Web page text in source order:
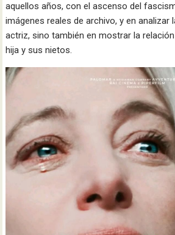
aquellos años, con el ascenso del
imágenes reales de archivo, y en analizar
actriz, sino también en mostrar la
hija y sus nietos.